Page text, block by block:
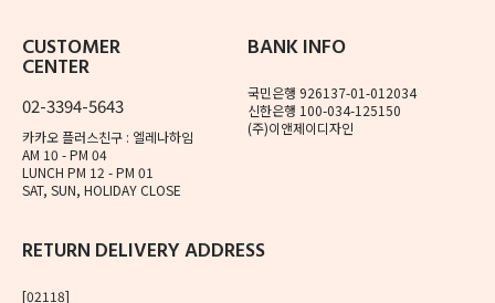
CUSTOMER
CENTER
02-3394-5643
카카오 플러스친구 : 엘레나하임
AM 10 - PM 04
LUNCH PM 12 - PM 01
SAT, SUN, HOLIDAY CLOSE
BANK INFO
국민은행 926137-01-012034
신한은행 100-034-125150
(주)이앤제이디자인
RETURN DELIVERY ADDRESS
[02118]